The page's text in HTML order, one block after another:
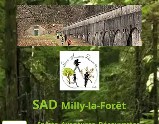
SADMilly-la-Forêt